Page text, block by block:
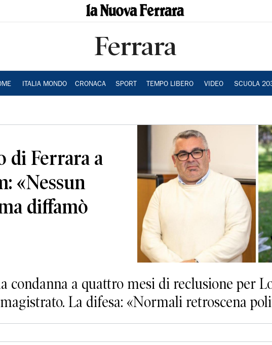
Ferrara
ITALIA MONDO CRONACA SPORT TEMPO LIBERO VIDEO SCUOLA
di Ferrara a
«Nessun
diffamò
condanna a quattro mesi di reclusione per
La difesa: «Normali retroscena